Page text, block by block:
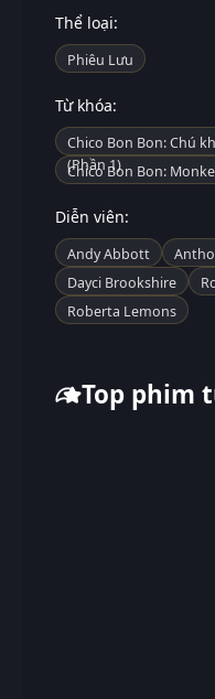
Thể loại:
Phiêu Lưu
Từ khóa:
Chico Bon Bon: Chú
(Phần 1)
Chico Bon Bon:
Diễn viên:
Andy Abbott
Dayci Brookshire
Roberta Lemons
Top phim